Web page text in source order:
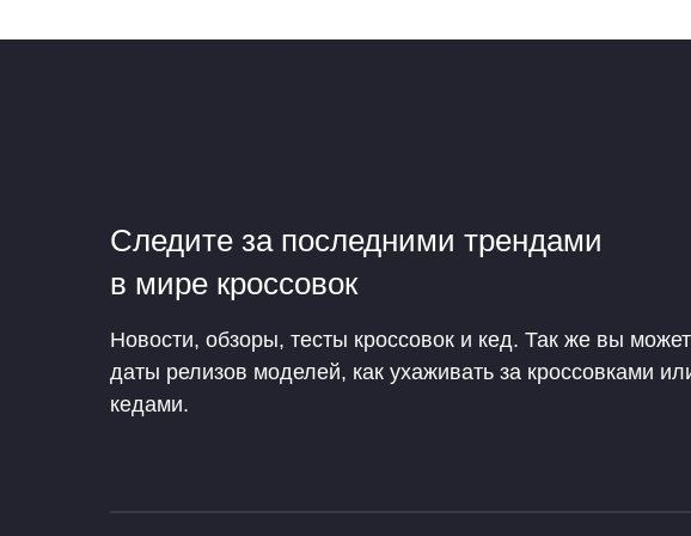
Следите за последними трендами
в мире кроссовок
Новости, обзоры, тесты кроссовок и кед. Так же вы
даты релизов моделей, как ухаживать за кроссовками
кедами.